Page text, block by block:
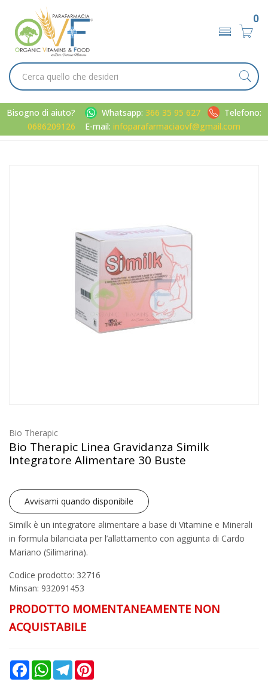
0
Bisogno di aiuto? Whatsapp: 366 35 95 627
Telefono:
0686209126
E-mail: infoparafarmaciaovf@gmail.com
Bio Therapic
Bio Therapic Linea Gravidanza Similk
Integratore Alimentare 30 Buste
Avvisami quando disponibile
Similk è un integratore alimentare a base di Vitamine e Minerali
in formula bilanciata per l’allattamento con aggiunta di Cardo
Mariano (Silimarina).
Codice prodotto: 32716
Minsan: 932091453
PRODOTTO MOMENTANEAMENTE NON
ACQUISTABILE
FacebookWhatsAppTelegram